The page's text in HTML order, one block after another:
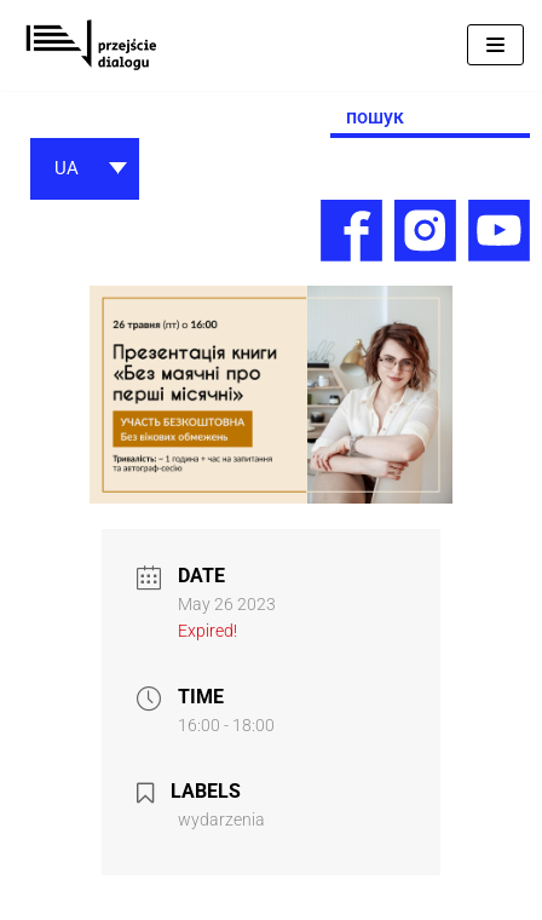
Перейти
до
Search
for:
UA
DATE
May 26 2023
Expired!
TIME
16:00 - 18:00
LABELS
wydarzenia